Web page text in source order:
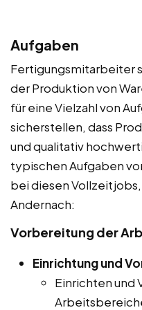
Aufgaben
Fertigungsmitarbeiter
der Produktion von
für eine Vielzahl von
sicherstellen, dass
und qualitativ
typischen Aufgaben
bei diesen
Andernach:
Vorbereitung der
Einrichtung und
Einrichten und